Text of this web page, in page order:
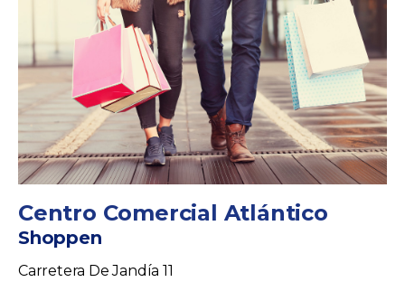
Centro Comercial Atlántico
Shoppen
Carretera De Jandía 11